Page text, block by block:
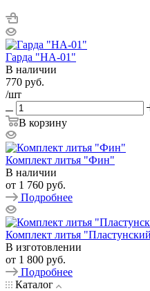
Гарда "НА-01"
В наличии
770 руб.
/шт
В корзину
Комплект литья "Фин"
В наличии
от 1 760 руб.
Подробнее
Комплект литья
В изготовлении
от 1 800 руб.
Подробнее
Каталог